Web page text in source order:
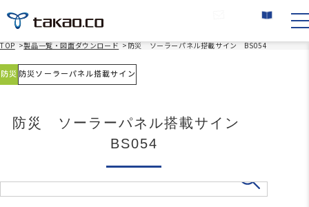
TOP >製品一覧・図面ダウンロード > 防災 ソーラーパネル搭載サイン BS054
防災 防災ソーラーパネル搭載サイン
防災 ソーラーパネル搭載サイン
BS054